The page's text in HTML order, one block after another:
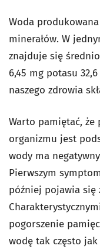
Woda
minerałów. W
znajduje się
6,45 mg potasu
naszego zdrowia
Warto pamiętać, że
organizmu jest
wody ma
Pierwszym
później pojawia się
pogorszenie
wodę tak często